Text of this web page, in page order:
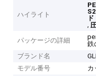
ハイライト
ド
,
パッケージの詳細
鉄
ブランド名
モデル番号
カ